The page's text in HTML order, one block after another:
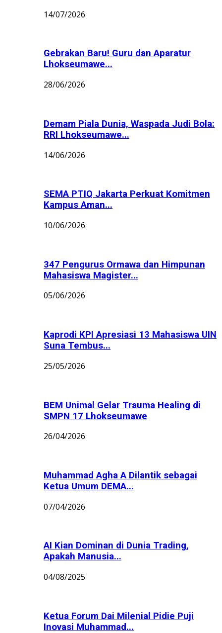
14/07/2026
Gebrakan Baru! Guru dan Aparatur
Lhokseumawe...
28/06/2026
Demam Piala Dunia, Waspada Judi Bola:
RRI Lhokseumawe...
14/06/2026
SEMA PTIQ Jakarta Perkuat Komitmen
Kampus Aman...
10/06/2026
347 Pengurus Ormawa dan Himpunan
Mahasiswa Magister...
05/06/2026
Kaprodi KPI Apresiasi 13 Mahasiswa UIN
Suna Tembus...
25/05/2026
BEM Unimal Gelar Trauma Healing di
SMPN 17 Lhokseumawe
26/04/2026
Muhammad Agha A Dilantik sebagai
Ketua Umum DEMA...
07/04/2026
AI Kian Dominan di Dunia Trading,
Apakah Manusia...
04/08/2025
Ketua Forum Dai Milenial Pidie Puji
Inovasi Muhammad...